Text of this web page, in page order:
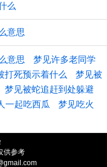
么
意思
意思
梦见许多老同学
打死预示着什么
梦见被
梦见被蛇追赶到处躲避
一起吃西瓜
梦见吃火
供参考